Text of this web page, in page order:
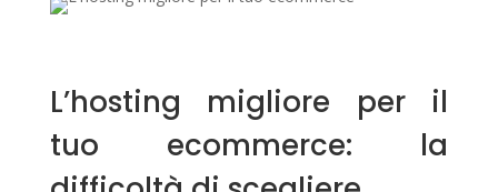
L’hosting migliore per il
tuo ecommerce: la